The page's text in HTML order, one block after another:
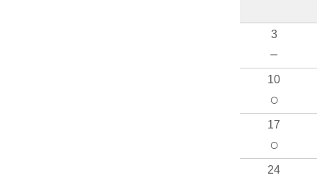
3
－
10
○
17
○
24